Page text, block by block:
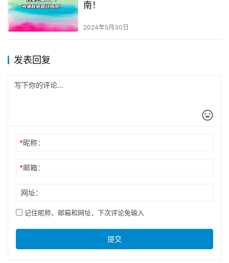
南！
2024年5月30日
发表回复
*昵称：
*邮箱：
网址：
记住昵称、邮箱和网址，下次评论免输入
提交